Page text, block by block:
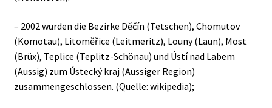
– 2002 wurden die Bezirke Děčín (Tetschen), Chomutov
(Komotau), Litoměřice (Leitmeritz), Louny (Laun), Most
(Brüx), Teplice (Teplitz-Schönau) und Ústí nad Labem
(Aussig) zum Ústecký kraj (Aussiger Region)
zusammengeschlossen. (Quelle: wikipedia);